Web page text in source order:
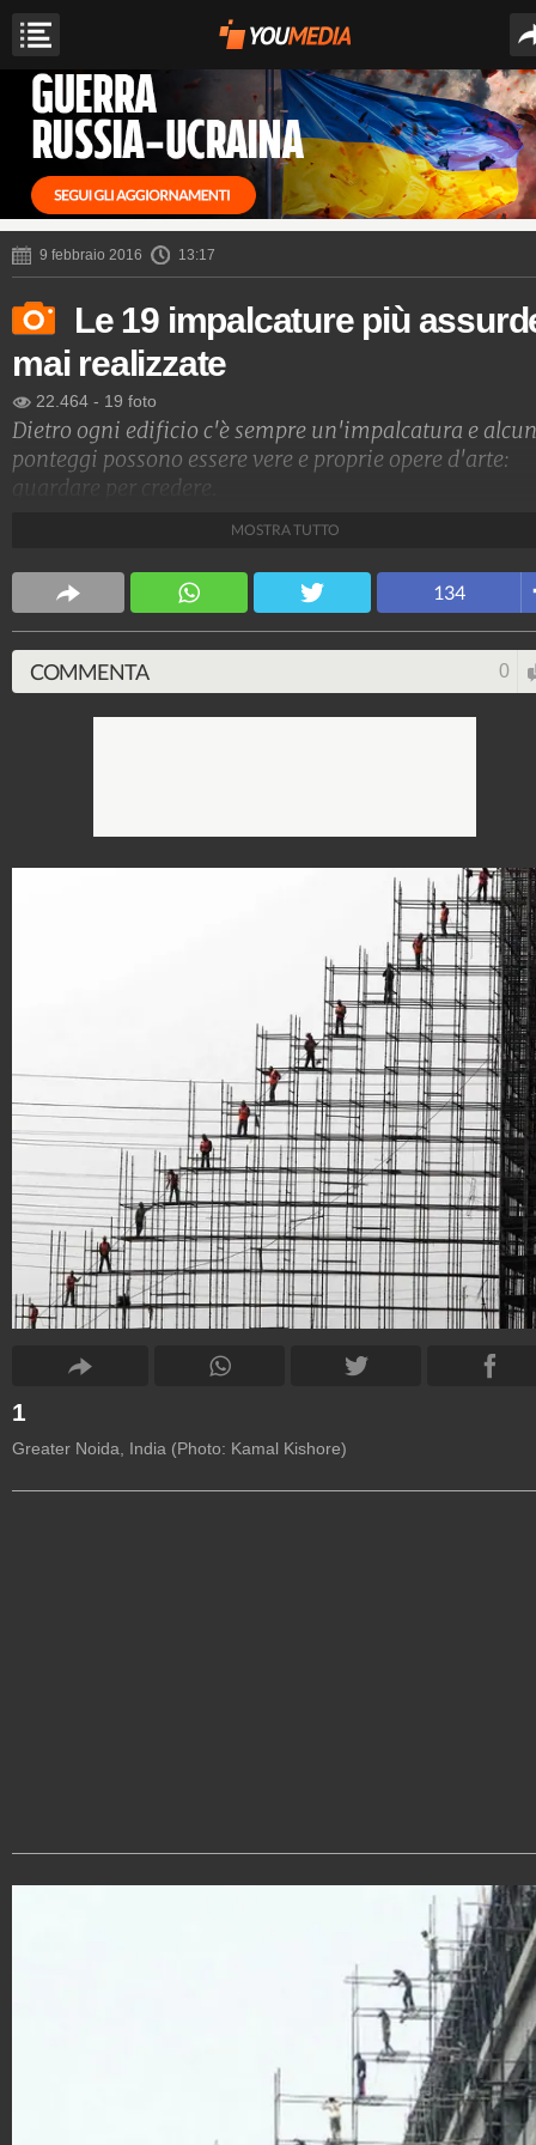
9 febbraio 2016 13:17
Le 19 impalcature più
mai realizzate
22.464 - 19 foto
Dietro ogni edificio c'è sempre un'impalcatura e
ponteggi possono essere vere e proprie opere d'arte:
guardare per credere.
MOSTRA TUTTO
134
COMMENTA 0
1
Greater Noida, India (Photo: Kamal Kishore)